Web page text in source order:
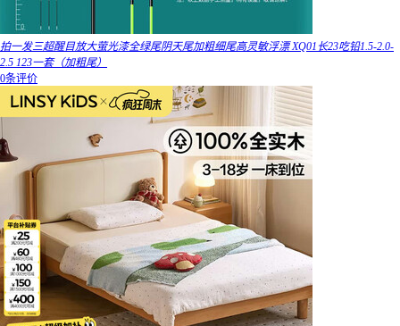
拍一发三超醒目放大萤光漆全绿尾阴天尾加粗细尾高灵敏浮漂 XQ01长23吃铅1.5-2.0-
2.5 123一套（加粗尾）
0条评价